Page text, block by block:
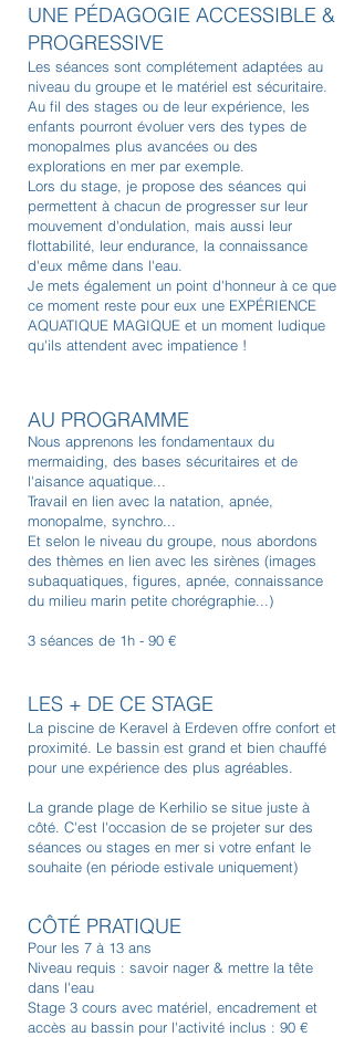
UNE PÉDAGOGIE ACCESSIBLE &
PROGRESSIVE
Les séances sont complétement adaptées au
niveau du groupe et le matériel est sécuritaire.
Au fil des stages ou de leur expérience, les
enfants pourront évoluer vers des types de
monopalmes plus avancées ou des
explorations en mer par exemple.
Lors du stage, je propose des séances qui
permettent à chacun de progresser sur leur
mouvement d'ondulation, mais aussi leur
flottabilité, leur endurance, la connaissance
d'eux même dans l'eau.
Je mets également un point d'honneur à ce que
ce moment reste pour eux une EXPÉRIENCE
AQUATIQUE MAGIQUE et un moment ludique
qu'ils attendent avec impatience !
AU PROGRAMME
Nous apprenons les fondamentaux du
mermaiding, des bases sécuritaires et de
l'aisance aquatique...
Travail en lien avec la natation, apnée,
monopalme, synchro...
Et selon le niveau du groupe, nous abordons
des thèmes en lien avec les sirènes (images
subaquatiques, figures, apnée, connaissance
du milieu marin petite chorégraphie...)
3 séances de 1h - 90 €
LES + DE CE STAGE
La piscine de Keravel à Erdeven offre confort et
proximité. Le bassin est grand et bien chauffé
pour une expérience des plus agréables.
La grande plage de Kerhilio se situe juste à
côté. C'est l'occasion de se projeter sur des
séances ou stages en mer si votre enfant le
souhaite (en période estivale uniquement)
CÔTÉ PRATIQUE
Pour les 7 à 13 ans
Niveau requis : savoir nager & mettre la tête
dans l'eau
Stage 3 cours avec matériel, encadrement et
accès au bassin pour l'activité inclus : 90 €